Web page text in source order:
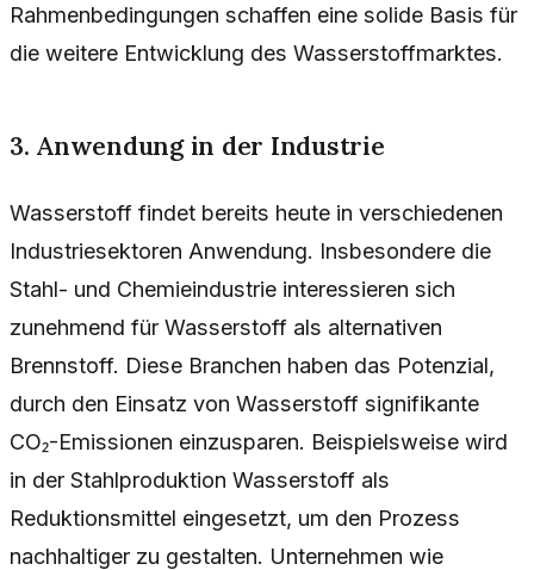
Rahmenbedingungen schaffen eine solide Basis für
die weitere Entwicklung des Wasserstoffmarktes.
3. Anwendung in der Industrie
Wasserstoff findet bereits heute in verschiedenen
Industriesektoren Anwendung. Insbesondere die
Stahl- und Chemieindustrie interessieren sich
zunehmend für Wasserstoff als alternativen
Brennstoff. Diese Branchen haben das Potenzial,
durch den Einsatz von Wasserstoff signifikante
CO₂-Emissionen einzusparen. Beispielsweise wird
in der Stahlproduktion Wasserstoff als
Reduktionsmittel eingesetzt, um den Prozess
nachhaltiger zu gestalten. Unternehmen wie